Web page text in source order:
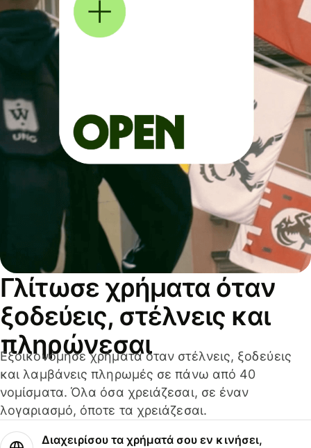
Γλίτωσε χρήματα όταν
ξοδεύεις, στέλνεις και
πληρώνεσαι
Εξοικονόμησε χρήματα όταν στέλνεις, ξοδεύεις
και λαμβάνεις πληρωμές σε πάνω από 40
νομίσματα. Όλα όσα χρειάζεσαι, σε έναν
λογαριασμό, όποτε τα χρειάζεσαι.
Διαχειρίσου τα χρήματά σου εν κινήσει,